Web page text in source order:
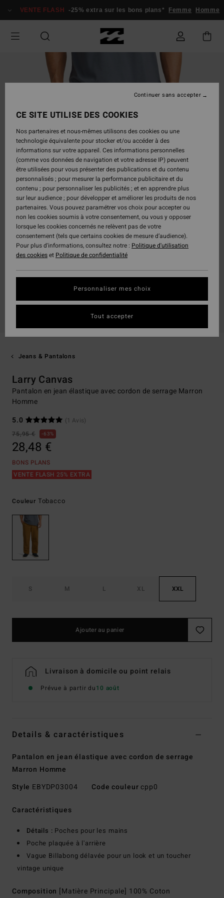
VENTE FLASH -25% extra sur les bons plans* Femme Homme
Jeans & Pantalons
Larry Canvas
Pantalon en jean élastique avec cordon de serrage Marron
Homme
5.0
(1 Avis)
75,95 €
63%
28,48 €
BONS PLANS
VENTE FLASH 25% EXTRA
Couleur Tobacco
S M L XL XXL
Ajouter au panier
Livraison à domicile ou point relais
Prévue à partir du10 août
Details & caractéristiques
Pantalon en jean élastique avec cordon de serrage
Marron Homme
Style EBYDP03004 Code couleur cpp0
Caractéristiques
Détails : Poches pour les mains
Poche plaquée à l'arrière
Vague Billabong délavée pour un look et un toucher
vintage unique
Composition [Matière Principale] 100% Coton
CE SITE UTILISE DES COOKIES
Nos partenaires et nous-mêmes utilisons des cookies ou une
technologie équivalente pour stocker et/ou accéder à des
informations sur votre appareil. Ces informations personnelles
(comme vos données de navigation et votre adresse IP) peuvent
être utilisées pour vous présenter des publications et du contenu
personnalisés ; pour mesurer la performance publicitaire et du
contenu ; pour personnaliser les publicités ; et en apprendre plus
sur leur audience ; pour développer et améliorer les produits de nos
partenaires. Vous pouvez paramétrer vos choix pour accepter ou
non les cookies soumis à votre consentement, ou vous y opposer
lorsque les cookies concernés ne relèvent pas de votre
consentement (tels que certains cookies de mesure d’audience).
Pour plus d'informations, consultez notre : Politique d'utilisation
des cookieset Politique de confidentialité
Personnaliser mes choix
Continuer sans accepter
Tout accepter